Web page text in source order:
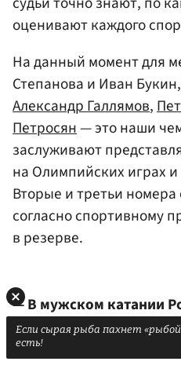
оценивают каждого
На данный момент для
Степанова и Иван Букин,
Александр Галлямов,
Петросян— это наши
заслуживают
на Олимпийских играх
Вторые и третьи
согласно спортивному
в резерве.
— В мужском катании
годы появилась новая
Дикиджи
. Он
Если сырая рыба пахнет
есть!